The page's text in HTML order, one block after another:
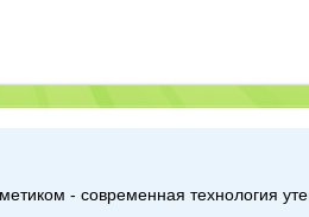
- современная технология